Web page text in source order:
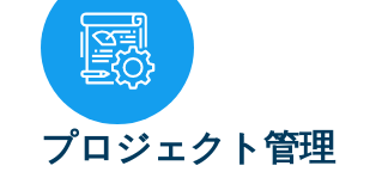
プロジェクト管理